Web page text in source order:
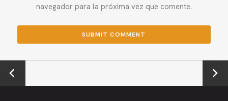
navegador para la próxima vez que comente.
←
Previou
Next →